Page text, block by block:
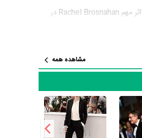
Rachel Brosnahan در سال 1394 دوره‌ی پرتلاشی را در عرصه سینما و تلویزیون گذراند و در اثر مهمی بازی کرده است. اثر مهم Rachel Brosnahan در
را میان مخاطبان سینما
او افزود.
نیز بازی کرده است. Rachel Brosnahan
بانا همکاری داشت.
مشاهده همه